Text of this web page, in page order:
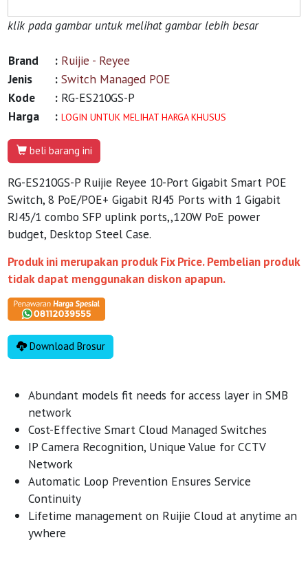
klik pada gambar untuk melihat gambar lebih besar
Brand : Ruijie - Reyee
Jenis
: Switch Managed POE
Kode
: RG-ES210GS-P
Harga
: LOGIN UNTUK MELIHAT HARGA KHUSUS
beli barang ini
RG-ES210GS-P Ruijie Reyee 10-Port Gigabit Smart POE
Switch, 8 PoE/POE+ Gigabit RJ45 Ports with 1 Gigabit
RJ45/1 combo SFP uplink ports,,120W PoE power
budget, Desktop Steel Case.
Produk ini merupakan produk Fix Price. Pembelian produk
tidak dapat menggunakan diskon apapun.
Download Brosur
Abundant models fit needs for access layer in SMB
network
Cost-Effective Smart Cloud Managed Switches
IP Camera Recognition, Unique Value for CCTV
Network
Automatic Loop Prevention Ensures Service
Continuity
Lifetime management on Ruijie Cloud at anytime an
ywhere